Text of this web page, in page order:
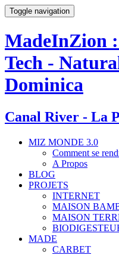
Toggle navigation
MadeInZion
Tech -
Dominica
Canal River - La
MIZ MONDE 3.0
Comment se
A Propos
BLOG
PROJETS
INTERNET
MAISON
MAISON
MADE
CARBET